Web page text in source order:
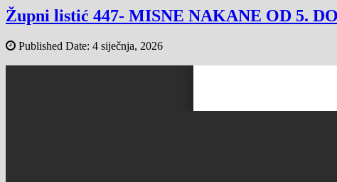
Župni listić 447- MISNE NAKANE OD 5.
Published Date: 4 siječnja, 2026